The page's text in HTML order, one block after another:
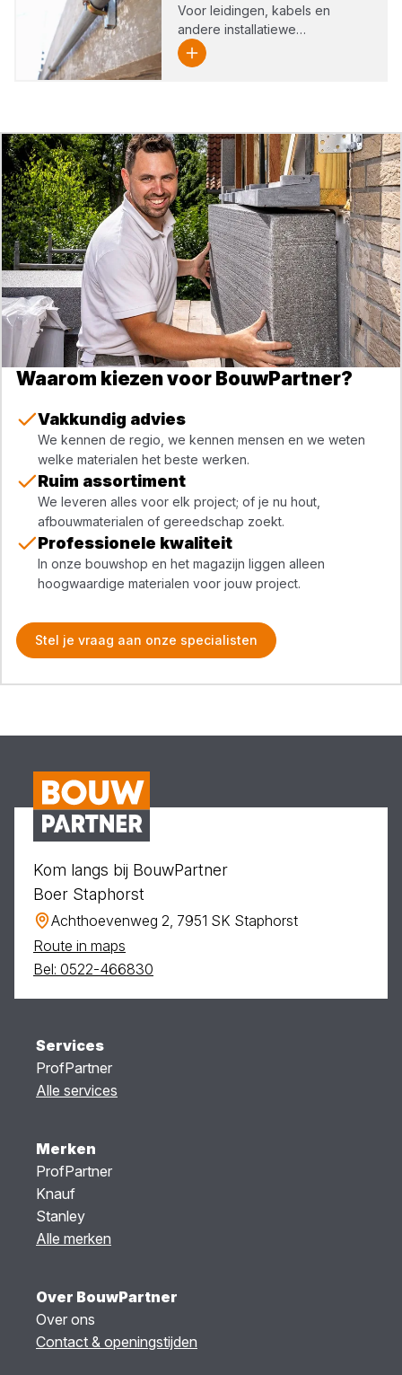
Voor leidingen, kabels en
andere installatiewe…
Waarom kiezen voor BouwPartner?
Vakkundig advies
We kennen de regio, we kennen mensen en we weten
welke materialen het beste werken.
Ruim assortiment
We leveren alles voor elk project; of je nu hout,
afbouwmaterialen of gereedschap zoekt.
Professionele kwaliteit
In onze bouwshop en het magazijn liggen alleen
hoogwaardige materialen voor jouw project.
Stel je vraag aan onze specialisten
Kom langs bij BouwPartner
Boer Staphorst
Achthoevenweg 2, 7951 SK Staphorst
Route in maps
Bel: 0522-466830
Services
ProfPartner
Alle services
Merken
ProfPartner
Knauf
Stanley
Alle merken
Over BouwPartner
Over ons
Contact & openingstijden